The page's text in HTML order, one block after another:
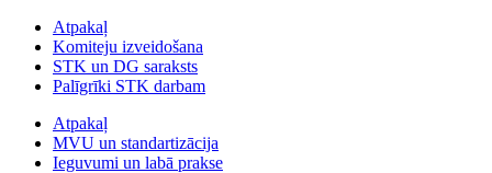
Atpakaļ
Komiteju izveidošana
STK un DG saraksts
Palīgrīki STK darbam
Atpakaļ
MVU un standartizācija
Ieguvumi un labā prakse